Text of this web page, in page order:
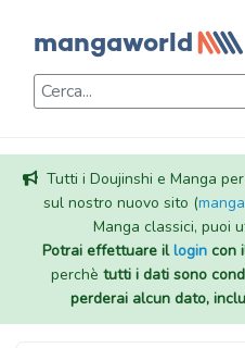
Tutti i Doujinshi e Manga
sul nostro nuovo sito (
Manga classici, puoi
Potrai effettuare illogincon
perchè tutti i dati sono
perderai alcun dato,